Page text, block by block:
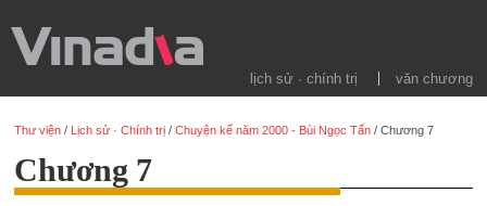
lịch sử · chính trị văn chương
Thư viện / Lịch sử · Chính trị /Chuyện kể năm 2000 - Bùi Ngọc Tấn /Chương 7
Chương 7